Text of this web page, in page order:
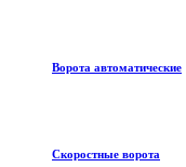
Ворота автоматические
Скоростные ворота